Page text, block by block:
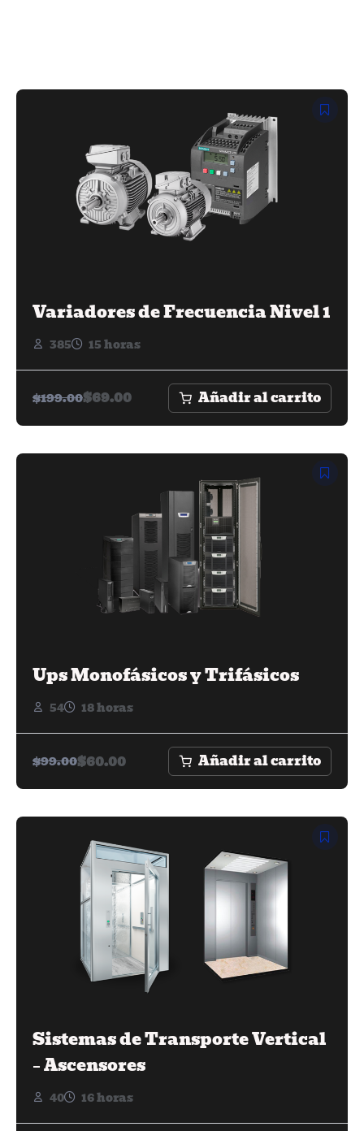
Variadores de Frecuencia Nivel 1
385 15 horas
$199.00$69.00 Añadir al carrito
Ups Monofásicos y Trifásicos
54 18 horas
$99.00$60.00 Añadir al carrito
Sistemas de Transporte Vertical
– Ascensores
40 16 horas